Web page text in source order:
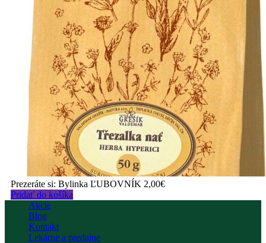
Prezeráte si: Bylinka ĽUBOVNÍK 2,00€
Pridať do košíka
Akcie
Blog
Kontakt
Lekárne a predajne